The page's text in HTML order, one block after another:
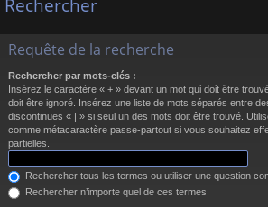
s
Rechercher
Requête de la recherche
Rechercher par mots-clés :
Insérez le caractère « + » devant un mot qui doit être
doit être ignoré. Insérez une liste de mots séparés entre
discontinues « | » si seul un des mots doit être trouvé.
comme métacaractère passe-partout si vous souhaitez
partielles.
Rechercher tous les termes ou utiliser une question
Rechercher n’importe quel de ces termes